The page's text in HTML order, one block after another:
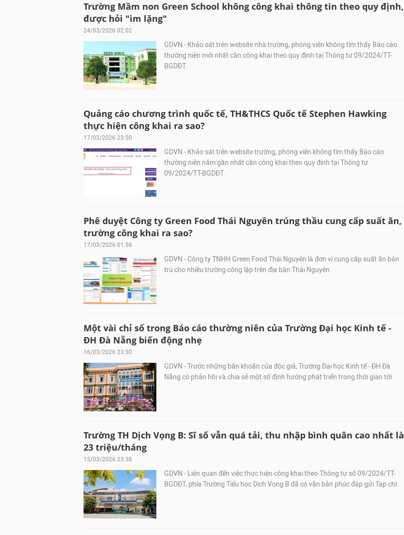
Trường Mầm non Green School không công khai thông tin theo quy định,
được hỏi "im lặng"
24/03/2026 02:02
GDVN - Khảo sát trên website nhà trường, phóng viên không tìm thấy Báo cáo
thường niên mới nhất cần công khai theo quy định tại Thông tư 09/2024/TT-
BGDĐT.
Quảng cáo chương trình quốc tế, TH&THCS Quốc tế Stephen Hawking
thực hiện công khai ra sao?
17/03/2026 23:50
GDVN - Khảo sát trên website trường, phóng viên không tìm thấy Báo cáo
thường niên năm gần nhất cần công khai theo quy định tại Thông tư
09/2024/TT-BGDĐT.
Phê duyệt Công ty Green Food Thái Nguyên trúng thầu cung cấp suất ăn,
trường công khai ra sao?
17/03/2026 01:58
GDVN - Công ty TNHH Green Food Thái Nguyên là đơn vị cung cấp suất ăn bán
trú cho nhiều trường công lập trên địa bàn Thái Nguyên.
Một vài chỉ số trong Báo cáo thường niên của Trường Đại học Kinh tế -
ĐH Đà Nẵng biến động nhẹ
16/03/2026 23:30
GDVN - Trước những băn khoăn của độc giả, Trường Đại học Kinh tế - ĐH Đà
Nẵng có phản hồi và chia sẻ một số định hướng phát triển trong thời gian tới.
Trường TH Dịch Vọng B: Sĩ số vẫn quá tải, thu nhập bình quân cao nhất là
23 triệu/tháng
15/03/2026 23:38
GDVN - Liên quan đến việc thực hiện công khai theo Thông tư số 09/2024/TT-
BGDĐT, phía Trường Tiểu học Dịch Vọng B đã có văn bản phúc đáp gửi Tạp chí.